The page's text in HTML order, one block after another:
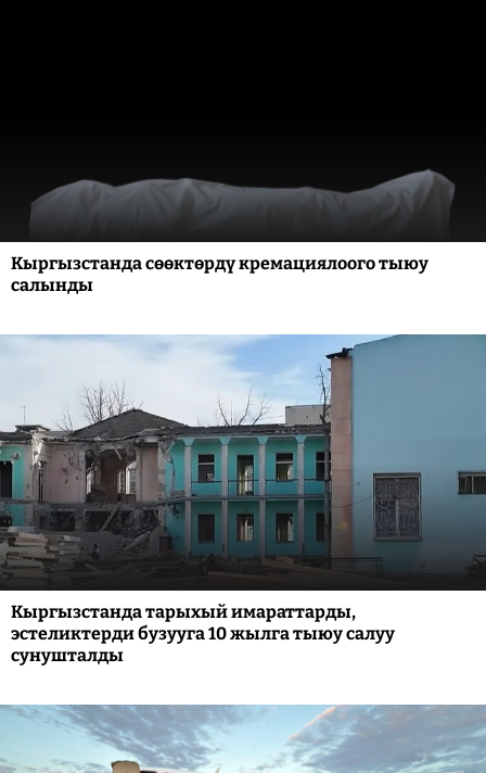
Кыргызстанда сөөктөрдү кремациялоого тыюу
салынды
Кыргызстанда тарыхый имараттарды,
эстеликтерди бузууга 10 жылга тыюу салуу
сунушталды